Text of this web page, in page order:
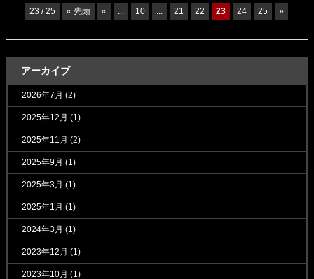
23 / 25 « 先頭 « 10 21 22 23 24 25 »
アーカイブ
2026年7月 (2)
2025年12月 (1)
2025年11月 (2)
2025年9月 (1)
2025年3月 (1)
2025年1月 (1)
2024年3月 (1)
2023年12月 (1)
2023年10月 (1)